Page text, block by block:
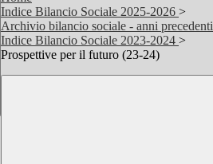
Indice Bilancio Sociale 2025-2026 >
Archivio bilancio sociale - anni precedenti
Indice Bilancio Sociale 2023-2024 >
Prospettive per il futuro (23-24)